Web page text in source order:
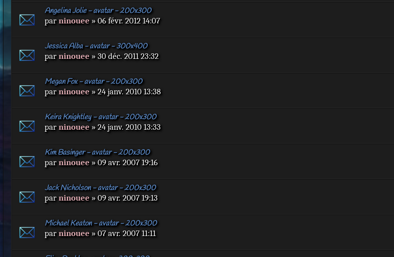
Angelina Jolie - avatar - 200x300
par ninouee » 06 févr. 2012 14:07
Jessica Alba - avatar - 300x400
par ninouee » 30 déc. 2011 23:32
Megan Fox - avatar - 200x300
par ninouee » 24 janv. 2010 13:38
Keira Knightley - avatar - 200x300
par ninouee » 24 janv. 2010 13:33
Kim Basinger - avatar - 200x300
par ninouee » 09 avr. 2007 19:16
Jack Nicholson - avatar - 200x300
par ninouee » 09 avr. 2007 19:13
Michael Keaton - avatar - 200x300
par ninouee » 07 avr. 2007 11:11